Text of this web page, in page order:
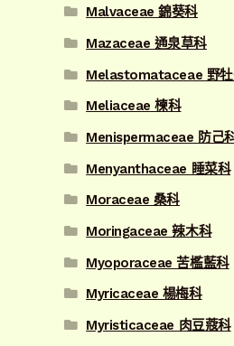
Malvaceae 錦葵科
Mazaceae 通泉草科
Melastomataceae 野牡
Meliaceae 楝科
Menispermaceae 防己
Menyanthaceae 睡菜科
Moraceae 桑科
Moringaceae 辣木科
Myoporaceae 苦檻藍科
Myricaceae 楊梅科
Myristicaceae 肉豆蔻科